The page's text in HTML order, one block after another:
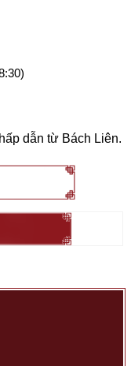
dẫn từ Bách Liên.